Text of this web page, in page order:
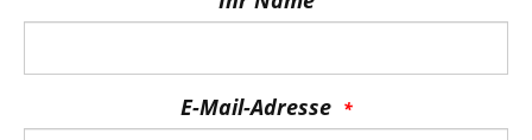
E-Mail-Adresse